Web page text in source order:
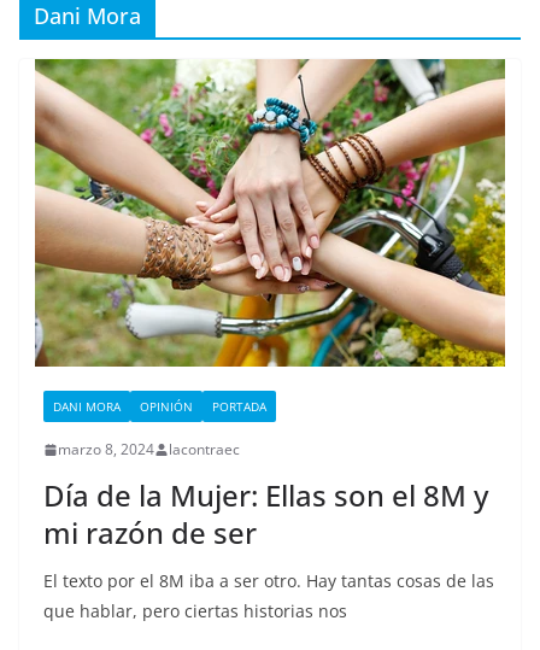
Dani Mora
DANI MORA OPINIÓN PORTADA
marzo 8, 2024 lacontraec
Día de la Mujer: Ellas son el 8M y
mi razón de ser
El texto por el 8M iba a ser otro. Hay tantas cosas de las
que hablar, pero ciertas historias nos